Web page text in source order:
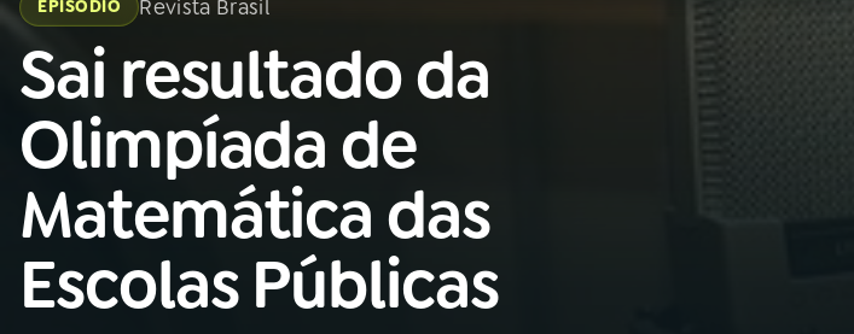
Buscar
na
Rádio
Nacional
AO VIVO
01INÍCIO
02A RÁDIO
Rádio
Nacional
EPISÓDIO Revista Brasil
Sai resultado da
Olimpíada de
Matemática das
Escolas Públicas